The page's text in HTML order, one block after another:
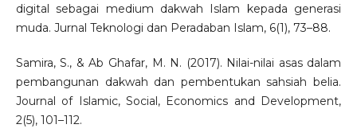
digital sebagai medium dakwah Islam kepada generasi
muda. Jurnal Teknologi dan Peradaban Islam, 6(1), 73–88.
Samira, S., & Ab Ghafar, M. N. (2017). Nilai-nilai asas dalam
pembangunan dakwah dan pembentukan sahsiah belia.
Journal of Islamic, Social, Economics and Development,
2(5), 101–112.